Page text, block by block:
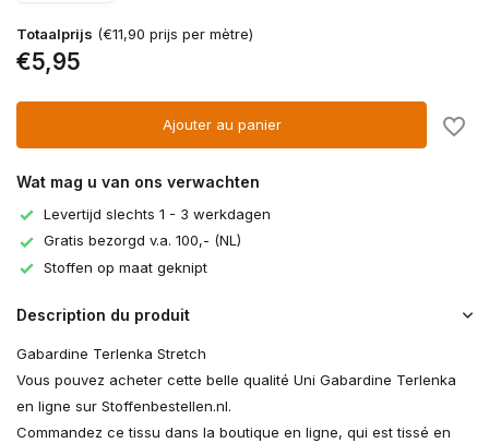
Totaalprijs (€11,90 prijs per mètre)
€5,95
Ajouter au panier
Wat mag u van ons verwachten
Levertijd slechts 1 - 3 werkdagen
Gratis bezorgd v.a. 100,- (NL)
Stoffen op maat geknipt
Description du produit
Gabardine Terlenka Stretch
Vous pouvez acheter cette belle qualité Uni Gabardine Terlenka
en ligne sur Stoffenbestellen.nl.
Commandez ce tissu dans la boutique en ligne, qui est tissé en